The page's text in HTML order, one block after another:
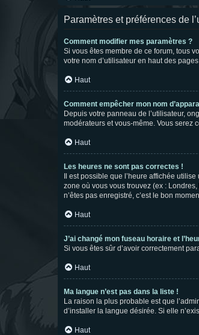
Paramètres et préférences de
Comment modifier mes paramètres ?
Si vous êtes membre de ce forum, tous
votre nom d’utilisateur en haut des
Haut
Comment empêcher mon nom
Depuis votre panneau de l’utilisateur,
modérateurs et vous-même. Vous serez
Haut
Les heures ne sont pas correctes !
Il est possible que l’heure affichée
zone où vous vous trouvez (ex :
n’êtes pas enregistré, c’est le bon
Haut
J’ai changé mon fuseau horaire et
Si vous êtes sûr d’avoir correctement
Haut
Ma langue n’est pas dans la liste !
La raison la plus probable est que
d’installer la langue désirée. Si elle
Haut